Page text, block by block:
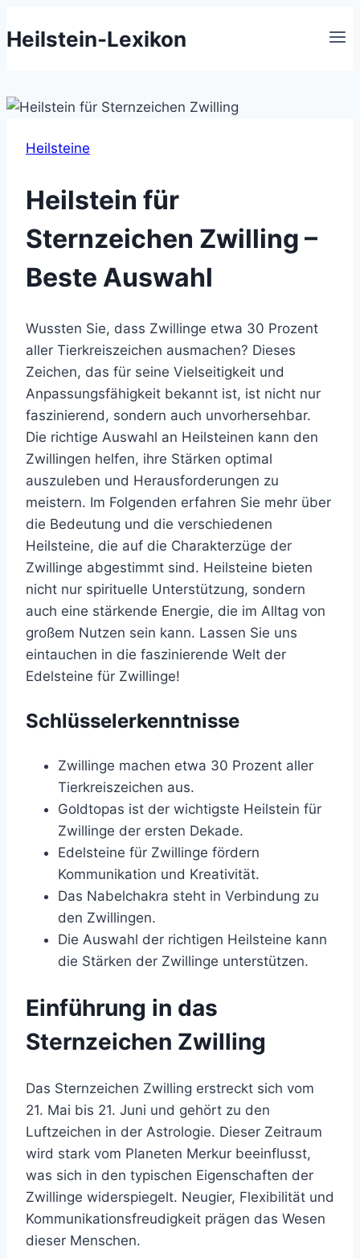
Inhalt
Heilstein-Lexikon
Heilsteine
Heilstein für
Sternzeichen Zwilling –
Beste Auswahl
Wussten Sie, dass Zwillinge etwa 30 Prozent
aller Tierkreiszeichen ausmachen? Dieses
Zeichen, das für seine Vielseitigkeit und
Anpassungsfähigkeit bekannt ist, ist nicht nur
faszinierend, sondern auch unvorhersehbar.
Die richtige Auswahl an Heilsteinen kann den
Zwillingen helfen, ihre Stärken optimal
auszuleben und Herausforderungen zu
meistern. Im Folgenden erfahren Sie mehr über
die Bedeutung und die verschiedenen
Heilsteine, die auf die Charakterzüge der
Zwillinge abgestimmt sind. Heilsteine bieten
nicht nur spirituelle Unterstützung, sondern
auch eine stärkende Energie, die im Alltag von
großem Nutzen sein kann. Lassen Sie uns
eintauchen in die faszinierende Welt der
Edelsteine für Zwillinge!
Schlüsselerkenntnisse
Zwillinge machen etwa 30 Prozent aller
Tierkreiszeichen aus.
Goldtopas ist der wichtigste Heilstein für
Zwillinge der ersten Dekade.
Edelsteine für Zwillinge fördern
Kommunikation und Kreativität.
Das Nabelchakra steht in Verbindung zu
den Zwillingen.
Die Auswahl der richtigen Heilsteine kann
die Stärken der Zwillinge unterstützen.
Einführung in das
Sternzeichen Zwilling
Das Sternzeichen Zwilling erstreckt sich vom
21. Mai bis 21. Juni und gehört zu den
Luftzeichen in der Astrologie. Dieser Zeitraum
wird stark vom Planeten Merkur beeinflusst,
was sich in den typischen Eigenschaften der
Zwillinge widerspiegelt. Neugier, Flexibilität und
Kommunikationsfreudigkeit prägen das Wesen
dieser Menschen.